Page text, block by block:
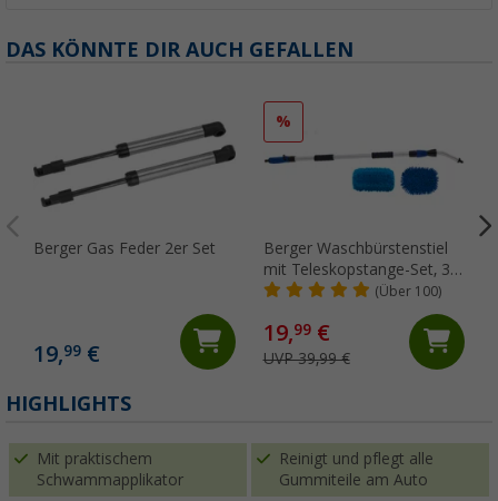
DAS KÖNNTE DIR AUCH GEFALLEN
Berger Gas Feder 2er Set
19,99 €
%
Berger Waschbürstenstiel
mit Teleskopstange-Set, 3-
tlg. 130 - 180 cm(Über 100)
19,99€
UVP 39,99 €
HIGHLIGHTS
Mit praktischem
Schwammapplikator
Reinigt und pflegt alle
Gummiteile am Auto